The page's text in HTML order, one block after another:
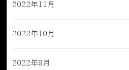
2022年11月
2022年10月
2022年9月